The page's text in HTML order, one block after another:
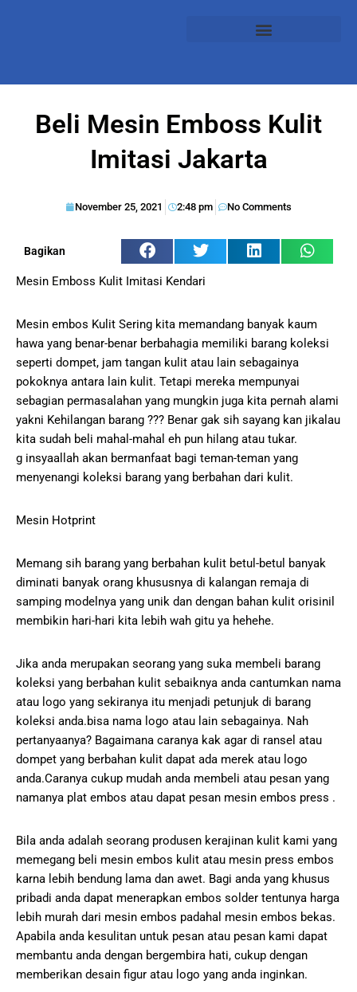
Beli Mesin Emboss Kulit
Imitasi Jakarta
November 25, 2021 2:48 pm No Comments
Bagikan
Mesin Emboss Kulit Imitasi Kendari
Mesin embos Kulit Sering kita memandang banyak kaum
hawa yang benar-benar berbahagia memiliki barang koleksi
seperti dompet, jam tangan kulit atau lain sebagainya
pokoknya antara lain kulit. Tetapi mereka mempunyai
sebagian permasalahan yang mungkin juga kita pernah alami
yakni Kehilangan barang ??? Benar gak sih sayang kan jikalau
kita sudah beli mahal-mahal eh pun hilang atau tukar.
g insyaallah akan bermanfaat bagi teman-teman yang
menyenangi koleksi barang yang berbahan dari kulit.
Mesin Hotprint
Memang sih barang yang berbahan kulit betul-betul banyak
diminati banyak orang khususnya di kalangan remaja di
samping modelnya yang unik dan dengan bahan kulit orisinil
membikin hari-hari kita lebih wah gitu ya hehehe.
Jika anda merupakan seorang yang suka membeli barang
koleksi yang berbahan kulit sebaiknya anda cantumkan nama
atau logo yang sekiranya itu menjadi petunjuk di barang
koleksi anda.bisa nama logo atau lain sebagainya. Nah
pertanyaanya? Bagaimana caranya kak agar di ransel atau
dompet yang berbahan kulit dapat ada merek atau logo
anda.Caranya cukup mudah anda membeli atau pesan yang
namanya plat embos atau dapat pesan mesin embos press .
Bila anda adalah seorang produsen kerajinan kulit kami yang
memegang beli mesin embos kulit atau mesin press embos
karna lebih bendung lama dan awet. Bagi anda yang khusus
pribadi anda dapat menerapkan embos solder tentunya harga
lebih murah dari mesin embos padahal mesin embos bekas.
Apabila anda kesulitan untuk pesan atau pesan kami dapat
membantu anda dengan bergembira hati, cukup dengan
memberikan desain figur atau logo yang anda inginkan.